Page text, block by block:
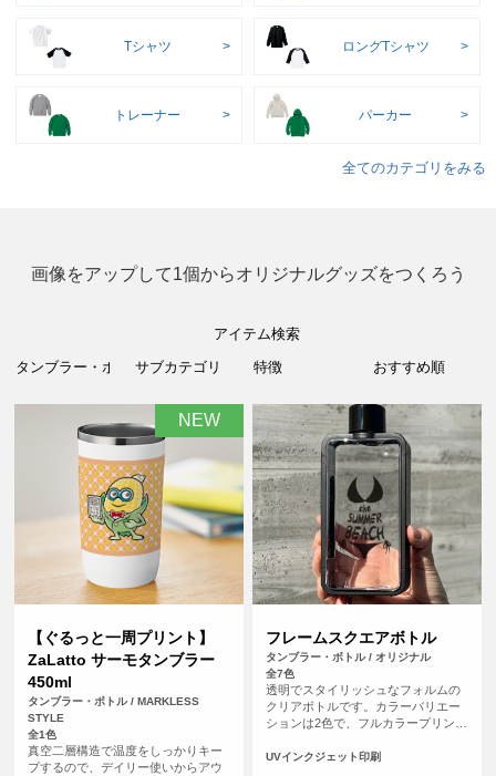
Tシャツ ロングTシャツ
トレーナー パーカー
全てのカテゴリをみる
画像をアップして1個からオリジナルグッズをつくろう
アイテム検索
NEW
【ぐるっと一周プリント】
ZaLatto サーモタンブラー
450ml
タンブラー・ボトル / MARKLESS
STYLE
全1色
真空二層構造で温度をしっかりキー
プするので、デイリー使いからアウ
フレームスクエアボトル
タンブラー・ボトル / オリジナル
全7色
透明でスタイリッシュなフォルムの
クリアボトルです。カラーバリエー
ションは2色で、フルカラープリント
UVインクジェット印刷